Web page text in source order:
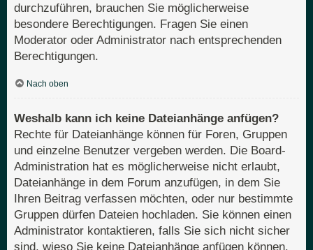
durchzuführen, brauchen Sie möglicherweise
besondere Berechtigungen. Fragen Sie einen
Moderator oder Administrator nach entsprechenden
Berechtigungen.
Nach oben
Weshalb kann ich keine Dateianhänge anfügen?
Rechte für Dateianhänge können für Foren, Gruppen
und einzelne Benutzer vergeben werden. Die Board-
Administration hat es möglicherweise nicht erlaubt,
Dateianhänge in dem Forum anzufügen, in dem Sie
Ihren Beitrag verfassen möchten, oder nur bestimmte
Gruppen dürfen Dateien hochladen. Sie können einen
Administrator kontaktieren, falls Sie sich nicht sicher
sind, wieso Sie keine Dateianhänge anfügen können.